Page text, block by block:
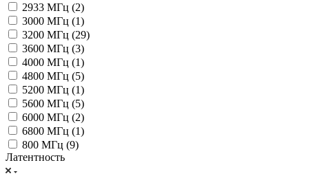
2933 МГц (2)
3000 МГц (1)
3200 МГц (29)
3600 МГц (3)
4000 МГц (1)
4800 МГц (5)
5200 МГц (1)
5600 МГц (5)
6000 МГц (2)
6800 МГц (1)
800 МГц (9)
Латентность